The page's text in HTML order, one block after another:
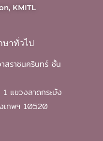
KMITL
ษาทั่วไป
สราชนครินทร์ ชั้น
แขวงลาดกระบัง
เทพฯ 10520